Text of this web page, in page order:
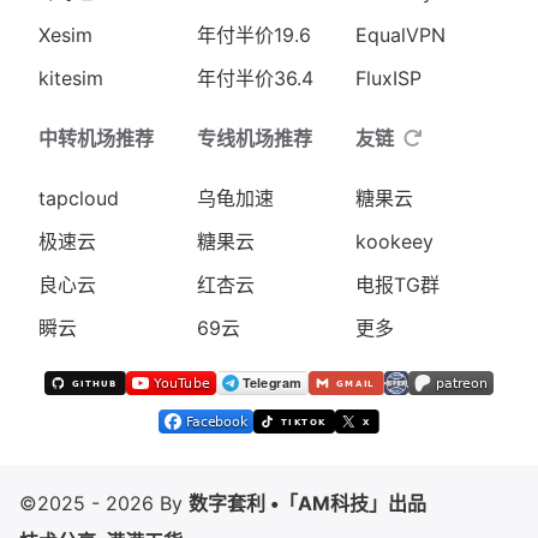
Xesim
kitesim
年付半价19.6
年付半价36.4
EqualVPN
FluxISP
中转机场推荐
tapcloud
极速云
良心云
瞬云
专线机场推荐
乌龟加速
糖果云
红杏云
69云
友链
糖果云
kookeey
电报TG群
更多
©2025 - 2026 By 数字套利 •「AM科技」出品